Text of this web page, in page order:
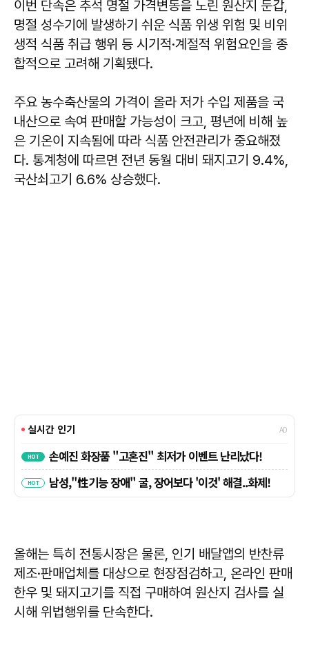
이번 단속은 추석 명절 가격변동을 노린 원산지 둔갑,
명절 성수기에 발생하기 쉬운 식품 위생 위험 및 비위
생적 식품 취급 행위 등 시기적·계절적 위험요인을 종
합적으로 고려해 기획됐다.
주요 농수축산물의 가격이 올라 저가 수입 제품을 국
내산으로 속여 판매할 가능성이 크고, 평년에 비해 높
은 기온이 지속됨에 따라 식품 안전관리가 중요해졌
다. 통계청에 따르면 전년 동월 대비 돼지고기 9.4%,
국산쇠고기 6.6% 상승했다.
올해는 특히 전통시장은 물론, 인기 배달앱의 반찬류
제조·판매업체를 대상으로 현장점검하고, 온라인 판매
한우 및 돼지고기를 직접 구매하여 원산지 검사를 실
시해 위법행위를 단속한다.